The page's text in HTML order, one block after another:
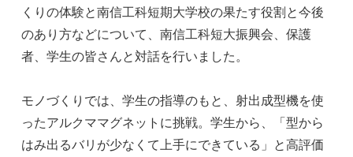
くりの体験と南信工科短期大学校の果たす役割と今後
のあり方などについて、南信工科短大振興会、保護
者、学生の皆さんと対話を行いました。
モノづくりでは、学生の指導のもと、射出成型機を使
ったアルクママグネットに挑戦。学生から、「型から
はみ出るバリが少なくて上手にできている」と高評価